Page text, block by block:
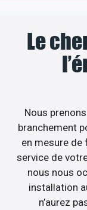
Le
Nous
branchement
en mesure de
service de
nous nous
installation
n’aurez